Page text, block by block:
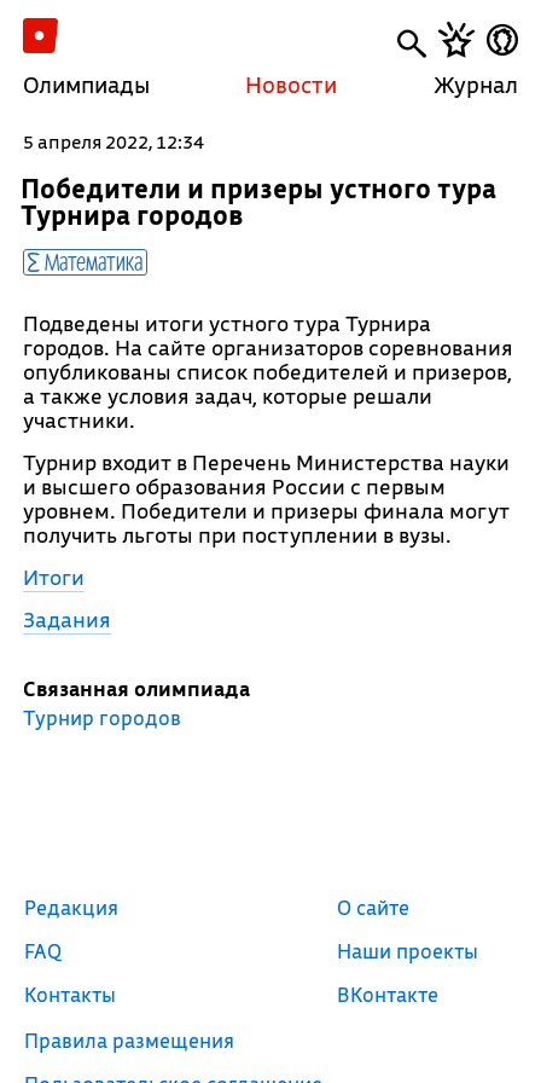
Олимпиады Новости Журнал
5 апреля 2022, 12:34
Победители и призеры устного тура
Турнира городов
Математика
Подведены итоги устного тура Турнира
городов. На сайте организаторов соревнования
опубликованы список победителей и призеров,
а также условия задач, которые решали
участники.
Турнир входит в Перечень Министерства науки
и высшего образования России с первым
уровнем. Победители и призеры финала могут
получить льготы при поступлении в вузы.
Итоги
Задания
Связанная олимпиада
Турнир городов
Редакция
FAQ
Контакты
Правила размещения
О сайте
Наши проекты
ВКонтакте